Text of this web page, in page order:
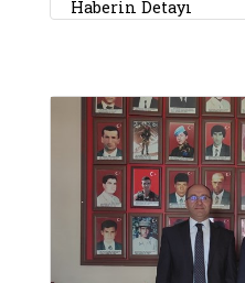
Haberin Detayı